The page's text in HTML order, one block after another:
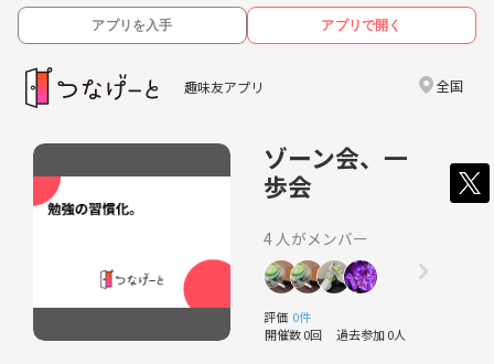
アプリを入手 アプリで開く
趣味友アプリ 全国
ゾーン会、一
歩会
4 人がメンバー
評価 0件
開催数 0回 過去参加 0人